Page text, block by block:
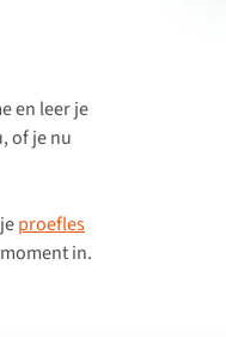
en leer je
of je nu
proefles
in.